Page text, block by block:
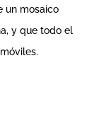
un mosaico
y que todo el